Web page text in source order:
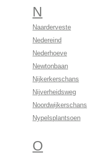
N
Naarderveste
Nedereind
Nederhoeve
Newtonbaan
Nijkerkerschans
Nijverheidsweg
Noordwijkerschans
Nypelsplantsoen
O